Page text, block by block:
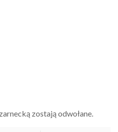
zostają odwołane.